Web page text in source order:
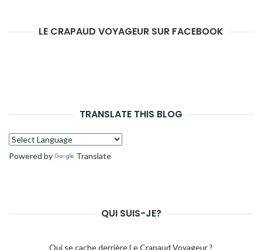
LE CRAPAUD VOYAGEUR SUR FACEBOOK
TRANSLATE THIS BLOG
Powered by Translate
QUI SUIS-JE?
Qui se cache derrière Le Crapaud Voyageur ?